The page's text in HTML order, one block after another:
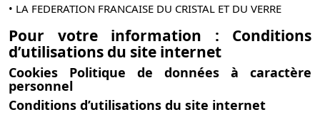
• LA FEDERATION FRANCAISE DU CRISTAL ET DU VERRE
Pour votre information : Conditions
d’utilisations du site internet
Cookies Politique de données à caractère
personnel
Conditions d’utilisations du site internet